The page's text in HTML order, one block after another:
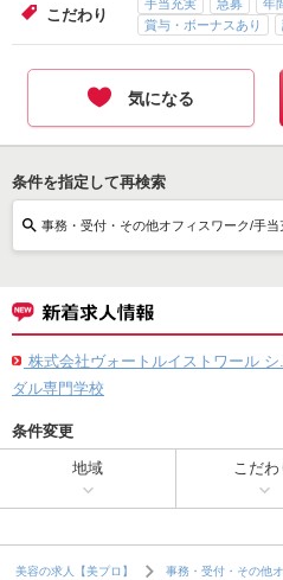
こだわり
手当充実 急募
年
賞与・ボーナスあり
気になる
条件を指定して再検索
事務・受付・その他オフィスワーク/手当
株式会社ヴォートルイストワール シ
ダル専門学校
条件変更
地域 こだわ
美容の求人【美プロ】 事務・受付・その他